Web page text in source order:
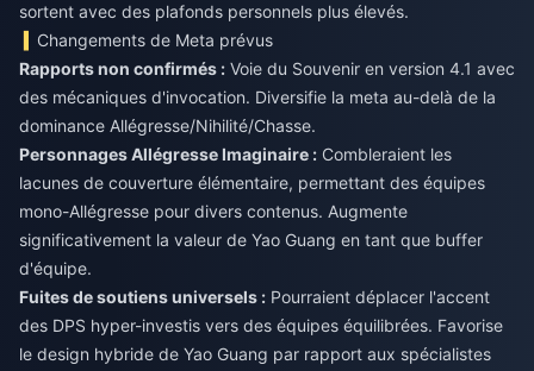
sortent avec des plafonds personnels plus élevés.
Changements de Meta prévus
Rapports non confirmés : Voie du Souvenir en version 4.1 avec
des mécaniques d'invocation. Diversifie la meta au-delà de la
dominance Allégresse/Nihilité/Chasse.
Personnages Allégresse Imaginaire : Combleraient les
lacunes de couverture élémentaire, permettant des équipes
mono-Allégresse pour divers contenus. Augmente
significativement la valeur de Yao Guang en tant que buffer
d'équipe.
Fuites de soutiens universels : Pourraient déplacer l'accent
des DPS hyper-investis vers des équipes équilibrées. Favorise
le design hybride de Yao Guang par rapport aux spécialistes